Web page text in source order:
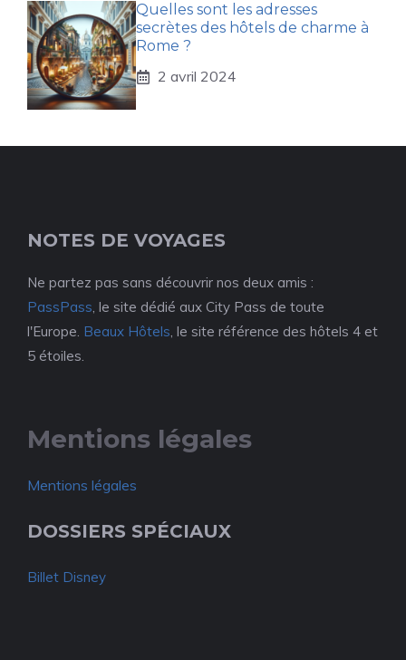
Quelles sont les adresses
secrètes des hôtels de charme à
Rome ?
2 avril 2024
NOTES DE VOYAGES
Ne partez pas sans découvrir nos deux amis :
PassPass, le site dédié aux City Pass de toute
l'Europe. Beaux Hôtels, le site référence des hôtels 4 et
5 étoiles.
Mentions légales
Mentions légales
DOSSIERS SPÉCIAUX
Billet Disney